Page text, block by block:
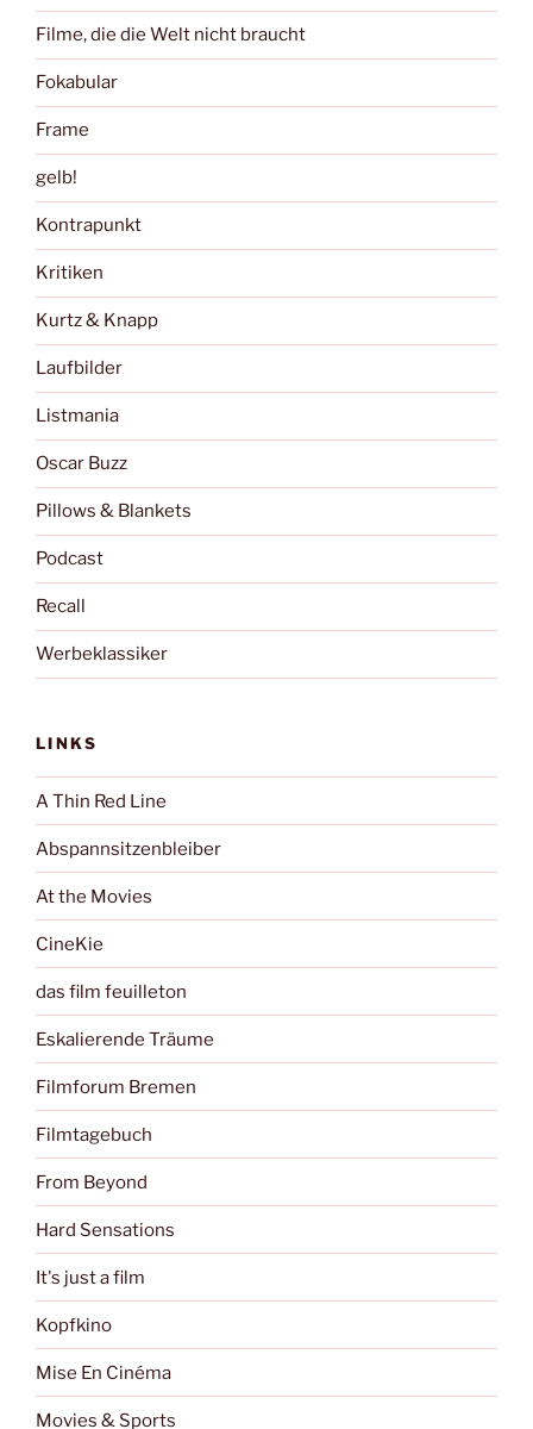
Filme, die die Welt nicht braucht
Fokabular
Frame
gelb!
Kontrapunkt
Kritiken
Kurtz & Knapp
Laufbilder
Listmania
Oscar Buzz
Pillows & Blankets
Podcast
Recall
Werbeklassiker
LINKS
A Thin Red Line
Abspannsitzenbleiber
At the Movies
CineKie
das film feuilleton
Eskalierende Träume
Filmforum Bremen
Filmtagebuch
From Beyond
Hard Sensations
It's just a film
Kopfkino
Mise En Cinéma
Movies & Sports